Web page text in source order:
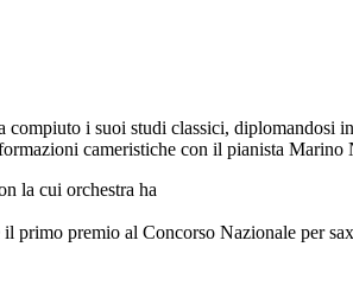
compiuto i suoi studi classici, diplomandosi
cameristiche con il pianista Marino
la cui orchestra ha
il primo premio al Concorso Nazionale per